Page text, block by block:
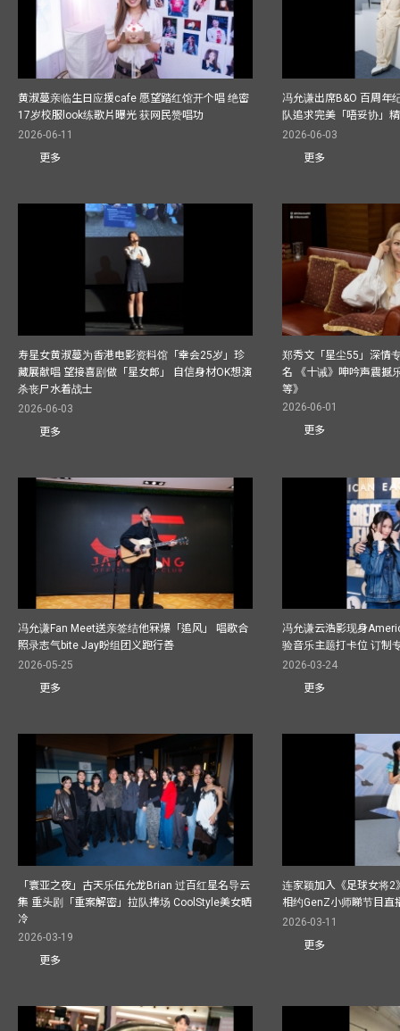
黄淑蔓亲临生日应援cafe 愿望踏红馆开个唱 绝密
17岁校服look练歌片曝光 获网民赞唱功
2026-06-11
更多
冯允谦出席B&O 百周年
队追求完美「唔妥协」
2026-06-03
更多
寿星女黄淑蔓为香港电影资料馆「幸会25岁」珍
藏展献唱 望接喜剧做「星女郎」 自信身材OK想演
杀丧尸水着战士
2026-06-03
更多
郑秀文「星尘55」深情
名 《十诫》呻吟声震撼
等》
2026-06-01
更多
冯允谦Fan Meet送亲签结他冧爆「追风」 唱歌合
照录志气bite Jay盼组团义跑行善
2026-05-25
更多
冯允谦云浩影现身
验音乐主题打卡位 订制
2026-03-24
更多
「寰亚之夜」古天乐伍允龙Brian 过百红星名导云
集 重头剧「重案解密」拉队捧场 CoolStyle美女晒
冷
2026-03-19
更多
连家颖加入《足球女将
相约GenZ小师睇节目直
2026-03-11
更多